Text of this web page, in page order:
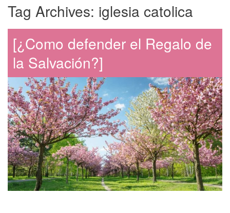
Tag Archives: iglesia catolica
[¿Como defender el Regalo de
la Salvación?]